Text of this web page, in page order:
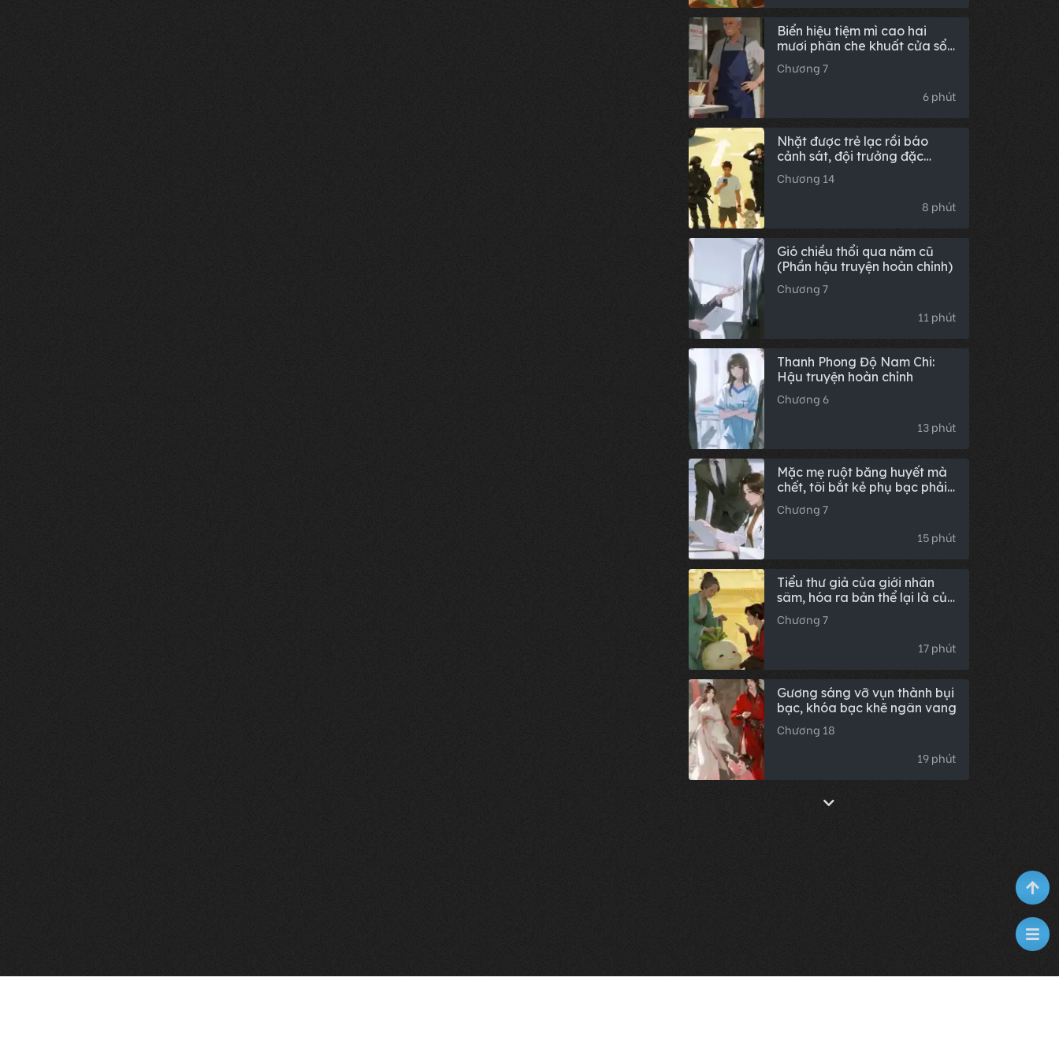
Biển hiệu tiệm mì cao hai
mươi phân che khuất cửa sổ
nhà tôi, sau khi họ dẹp tiệm
thì chuyện gì xảy ra tiếp
Chương 7
6 phút
Nhặt được trẻ lạc rồi báo
cảnh sát, đội trưởng đặc
nhiệm chào tôi: Hậu truyện
trọn bộ
Chương 14
8 phút
Gió chiều thổi qua năm cũ
(Phần hậu truyện hoàn chỉnh)
Chương 7
11 phút
Thanh Phong Độ Nam Chi:
Hậu truyện hoàn chỉnh
Chương 6
13 phút
Mặc mẹ ruột băng huyết mà
chết, tôi bắt kẻ phụ bạc phải
trả giá đắt
Chương 7
15 phút
Tiểu thư giả của giới nhân
sâm, hóa ra bản thể lại là củ
cải trắng
Chương 7
17 phút
Gương sáng vỡ vụn thành bụi
bạc, khóa bạc khẽ ngân vang
Chương 18
19 phút